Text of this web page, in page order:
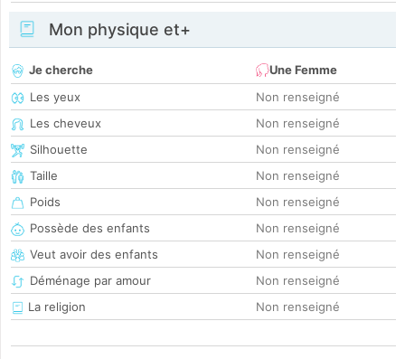
Mon physique et+
Je cherche
Une Femme
Les yeux
Non renseigné
Les cheveux
Non renseigné
Silhouette
Non renseigné
Taille
Non renseigné
Poids
Non renseigné
Possède des enfants
Non renseigné
Veut avoir des enfants
Non renseigné
Déménage par amour
Non renseigné
La religion
Non renseigné